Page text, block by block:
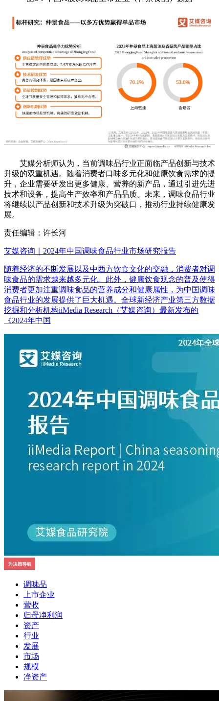
艾媒分析师认为，当前调味品行业正面临产品创新与技术
升级的双重机遇。随着消费者口味多元化和健康饮食需求的提
升，企业需要研发出更多健康、营养的新产品，通过引进先进
技术和设备，提高生产效率和产品品质。未来，调味食品行业
将继续以产品创新和技术升级为突破口，推动行业持续健康发
展。
责任编辑：许长河
艾媒咨询｜2024年中国调味食品行业市场研究报告
随着经济的不断发展以及中西方饮食文化的交融，消费者对调
味食品的需求越来越多元化。此外，健康饮食观念的普及使得
消费者更加注重调味食品的营养成分和健康属性，为中国调味
食品行业的发展提供了巨大机遇。全球新经济产业第三方数据
挖掘和分析机构iiMedia Research（艾媒咨询）最新发布的
《2024年中国
调味品
上市企业
营收
归母净利润
资产
行业
发展
市场
规模
净资产